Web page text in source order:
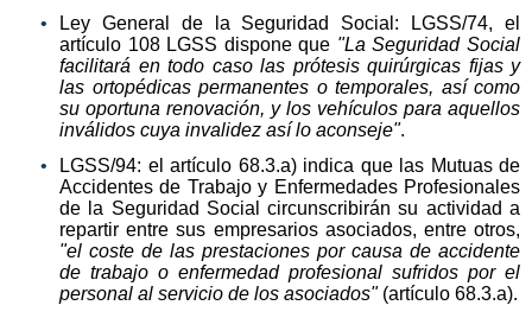
Ley General de la Seguridad Social: LGSS/74, el
artículo 108 LGSS dispone que "La Seguridad Social
facilitará en todo caso las prótesis quirúrgicas fijas y
las ortopédicas permanentes o temporales, así como
su oportuna renovación, y los vehículos para aquellos
inválidos cuya invalidez así lo aconseje".
LGSS/94: el artículo 68.3.a) indica que las Mutuas de
Accidentes de Trabajo y Enfermedades Profesionales
de la Seguridad Social circunscribirán su actividad a
repartir entre sus empresarios asociados, entre otros,
"el coste de las prestaciones por causa de accidente
de trabajo o enfermedad profesional sufridos por el
personal al servicio de los asociados" (artículo 68.3.a).